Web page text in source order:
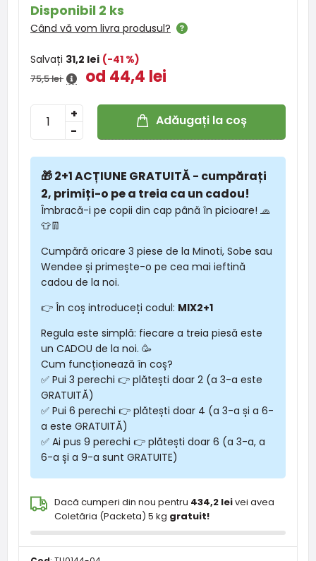
Disponibil 2 ks
Când vă vom livra produsul?
Salvați 31,2 lei (-41 %)
75,5 lei od 44,4 lei
-
+ Adăugați la coș
🎁 2+1 ACȚIUNE GRATUITĂ - cumpărați
2, primiți-o pe a treia ca un cadou!
Îmbracă-i pe copii din cap până în picioare! 🧢
👕👖
Cumpără oricare 3 piese de la Minoti, Sobe sau
Wendee și primește-o pe cea mai ieftină
cadou de la noi.
👉 În coș introduceți codul: MIX2+1
Regula este simplă: fiecare a treia piesă este
un CADOU de la noi. 🥳
Cum funcționează în coș?
✅ Pui 3 perechi 👉 plătești doar 2 (a 3-a este
GRATUITĂ)
✅ Pui 6 perechi 👉 plătești doar 4 (a 3-a și a 6-
a este GRATUITĂ)
✅ Ai pus 9 perechi 👉 plătești doar 6 (a 3-a, a
6-a și a 9-a sunt GRATUITE)
Dacă cumperi din nou pentru 434,2 leivei avea
Coletăria (Packeta) 5 kg gratuit!